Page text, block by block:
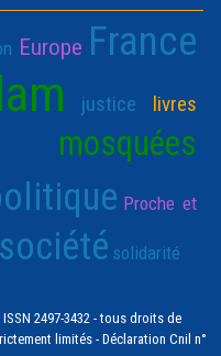
Europe France
justice livres
mosquées
Proche et
société solidarité
2497-3432 - tous droits de
limités - Déclaration Cnil n°